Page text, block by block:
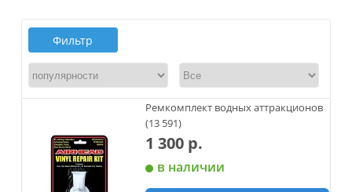
Фильтр
Ремкомплект водных аттракционов
(13 591)
1 300 р.
в наличии